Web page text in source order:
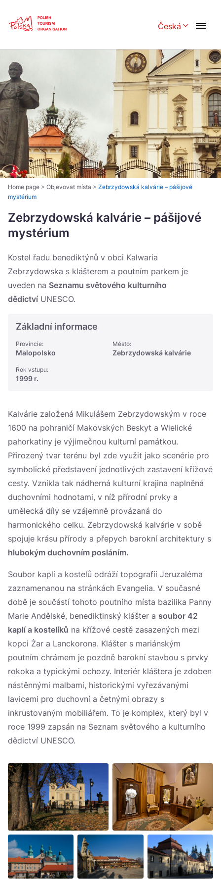
Česká
Polski English
Česká 中国
Dansk
Español Français
Italiano Magyar
Nederlands 日本語
Português Norsk
Україна
Zamknij
Home page > Objevovat místa > Zebrzydowská kalvárie – pášijové
mystérium
Zebrzydowská kalvárie – pášijové
mystérium
Kostel řadu benediktýnů v obci Kalwaria
Zebrzydowska s klášterem a poutním parkem je
uveden na Seznamu světového kulturního
dědictvíUNESCO.
Základní informace
Provincie:
Malopolsko
Město:
Zebrzydowská kalvárie
Rok vstupu:
1999 r.
Kalvárie založená Mikulášem Zebrzydowským v roce
1600 na pohraničí Makovských Beskyt a Wielické
pahorkatiny je výjimečnou kulturní památkou.
Přirozený tvar terénu byl zde využit jako scenérie pro
symbolické představení jednotlivých zastavení křížové
cesty. Vznikla tak nádherná kulturní krajina naplněná
duchovními hodnotami, v níž přírodní prvky a
umělecká díly se vzájemně provázaná do
harmonického celku. Zebrzydowská kalvárie v sobě
spojuje krásu přírody a přepych barokní architektury s
hlubokým duchovním posláním.
Soubor kaplí a kostelů odráží topografii Jeruzaléma
zaznamenanou na stránkách Evangelia. V současné
době je součástí tohoto poutního místa bazilika Panny
Marie Andělské, benediktinský klášter a soubor 42
kaplí a kostelíků na křížové cestě zasazených mezi
kopci Żar a Lanckorona. Klášter s mariánským
poutním chrámem je pozdně barokní stavbou s prvky
rokoka a typickými ochozy. Interiér kláštera je zdoben
nástěnnými malbami, historickými vyřezávanými
lavicemi pro duchovní a četnými obrazy s
inkrustovaným mobiliářem. To je komplex, který byl v
roce 1999 zapsán na Seznam světového a kulturního
dědictví UNESCO.